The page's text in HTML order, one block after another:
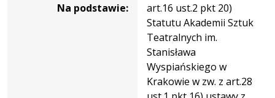
Na podstawie:
art.16 ust.2 pkt 20)
Statutu Akademii Sztuk
Teatralnych im.
Stanisława
Wyspiańskiego w
Krakowie w zw. z art.28